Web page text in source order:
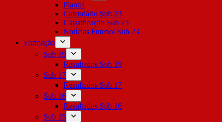
Plantel
Calendário Sub 23
Classificação Sub 23
Notícias Futebol Sub 23
Formação
Sub 19
Resultados Sub 19
Sub 17
Resultados Sub 17
Sub 16
Resultados Sub 16
Sub 15